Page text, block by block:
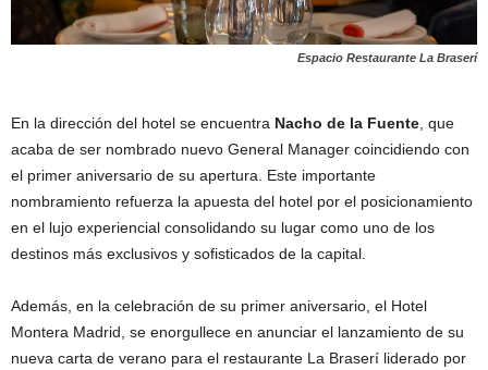
Espacio Restaurante La Braserí
En la dirección del hotel se encuentra Nacho de la Fuente , que
acaba de ser nombrado nuevo General Manager coincidiendo con
el primer aniversario de su apertura. Este importante
nombramiento refuerza la apuesta del hotel por el posicionamiento
en el lujo experiencial consolidando su lugar como uno de los
destinos más exclusivos y sofisticados de la capital.
Además, en la celebración de su primer aniversario, el Hotel
Montera Madrid, se enorgullece en anunciar el lanzamiento de su
nueva carta de verano para el restaurante La Braserí liderado por